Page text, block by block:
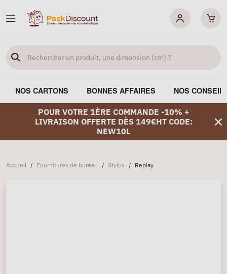
NOS CARTONS BONNES AFFAIRES NOS
POUR VOTRE 1ÈRE COMMANDE -10% +
LIVRAISON OFFERTE DÈS 149€HT CODE:
NEW10L
Accueil / Fournitures de bureau / Stylos / Replay